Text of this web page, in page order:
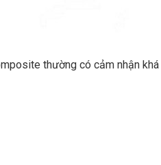
thường có cảm nhận khá